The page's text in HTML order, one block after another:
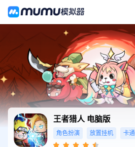
王者猎人 电脑版
角色扮演 放置挂机 卡通